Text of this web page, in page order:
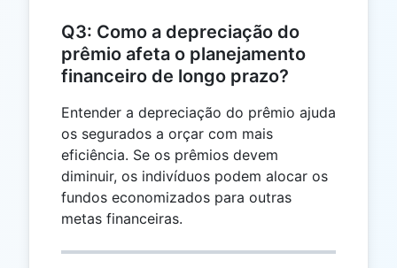
Q3: Como a depreciação do
prêmio afeta o planejamento
financeiro de longo prazo?
Entender a depreciação do prêmio ajuda
os segurados a orçar com mais
eficiência. Se os prêmios devem
diminuir, os indivíduos podem alocar os
fundos economizados para outras
metas financeiras.